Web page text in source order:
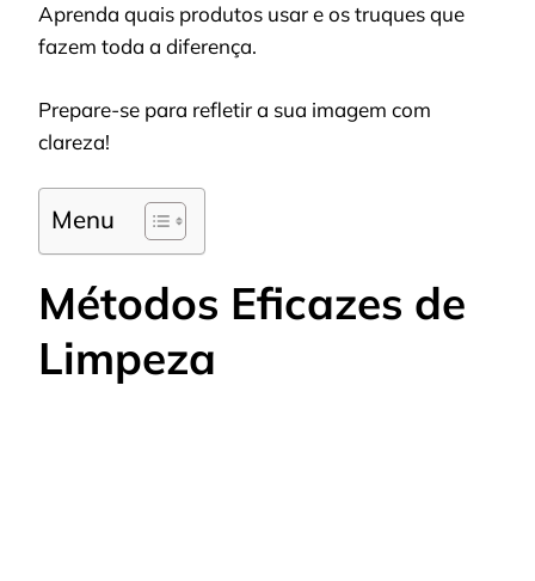
Aprenda quais produtos usar e os truques que
fazem toda a diferença.
Prepare-se para refletir a sua imagem com
clareza!
Menu
Métodos Eficazes de
Limpeza